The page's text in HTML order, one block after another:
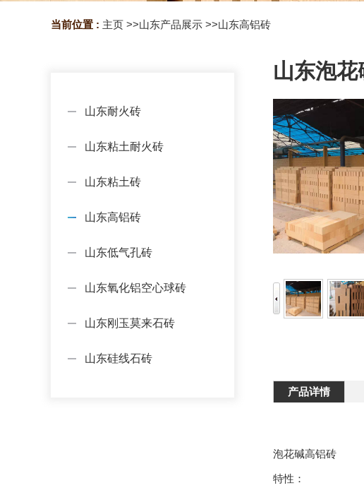
当前位置 : 主页 >>山东产品展示 >>山东高铝砖
山东耐火砖
山东粘土耐火砖
山东粘土砖
山东高铝砖
山东低气孔砖
山东氧化铝空心球砖
山东刚玉莫来石砖
山东硅线石砖
山东泡
产品详情
泡花碱高铝砖
特性：